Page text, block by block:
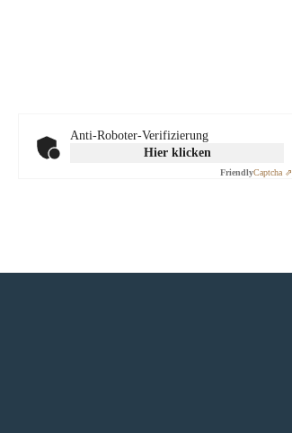
Anti-Roboter-Verifizierung
Hier klicken
FriendlyCaptcha ⇗